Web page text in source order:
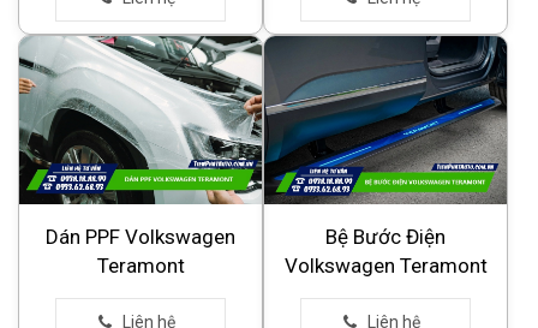
Dán PPF Volkswagen
Teramont
Bệ Bước Điện
Volkswagen Teramont